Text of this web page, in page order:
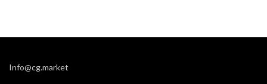
Info@cg.market